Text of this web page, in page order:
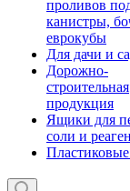
проливов
канистры,
еврокубы
Для дачи и
Дорожно-
строительная
продукция
Ящики для
соли и
Пластиковые